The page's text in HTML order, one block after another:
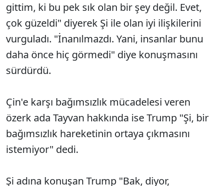
gittim, ki bu pek sık olan bir şey değil. Evet,
çok güzeldi" diyerek Şi ile olan iyi ilişkilerini
vurguladı. "İnanılmazdı. Yani, insanlar bunu
daha önce hiç görmedi" diye konuşmasını
sürdürdü.
Çin'e karşı bağımsızlık mücadelesi veren
özerk ada Tayvan hakkında ise Trump "Şi, bir
bağımsızlık hareketinin ortaya çıkmasını
istemiyor" dedi.
Şi adına konuşan Trump "Bak, diyor,